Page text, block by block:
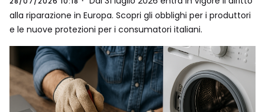
alla riparazione in Europa. Scopri gli obblighi per i produttori
e le nuove protezioni per i consumatori italiani.